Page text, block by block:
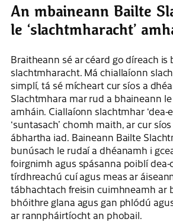
An mbaineann Bailte
le ‘slachtmharacht’
Braitheann sé ar céard go díreach is
slachtmharacht. Má chiallaíonn
simplí, tá ​​sé mícheart cur síos a
Slachtmhara mar rud a bhaineann
amháin. Ciallaíonn slachtmhar ‘dea-
‘suntasach’ chomh maith, ar cur
ábhartha iad. Baineann Bailte
bunúsach le rudaí a dhéanamh i
foirgnimh agus spásanna poiblí
tírdhreachú cuí agus meas ar
tábhachtach freisin cuimhneamh ar
bhóithre glana agus gan phlódú
ar rannpháirtíocht an phobail.